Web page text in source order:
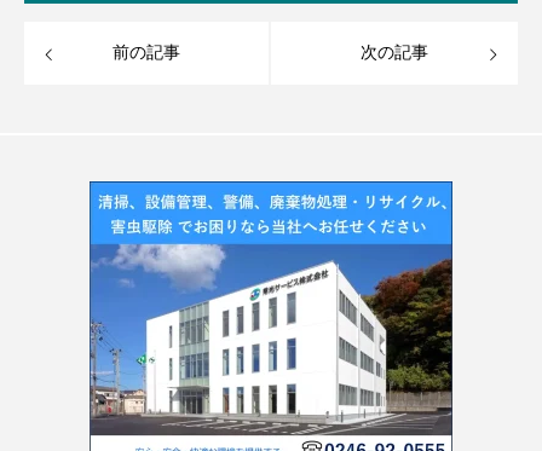
前の記事 次の記事